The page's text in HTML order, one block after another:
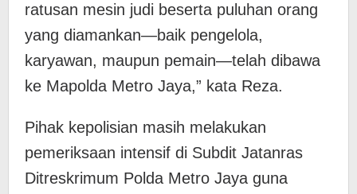
ratusan mesin judi beserta puluhan orang
yang diamankan—baik pengelola,
karyawan, maupun pemain—telah dibawa
ke Mapolda Metro Jaya,” kata Reza.
Pihak kepolisian masih melakukan
pemeriksaan intensif di Subdit Jatanras
Ditreskrimum Polda Metro Jaya guna